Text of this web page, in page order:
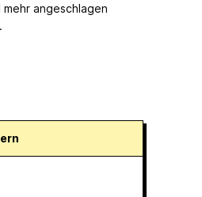
mehr angeschlagen